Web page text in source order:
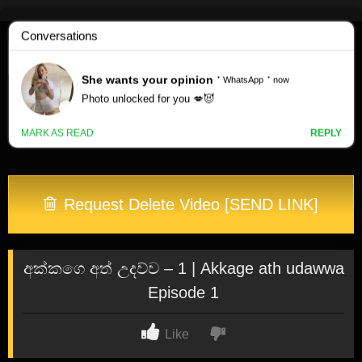
Request Delete Video [SEND LINK]
අක්කගෙ අත් උදව්ව – 1 | Akkage ath udawwa
Episode 1
Like